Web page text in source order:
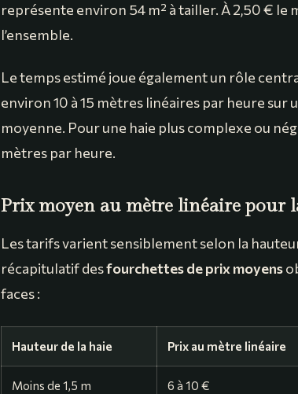
représente environ 54 m² à tailler. À 2,50 € le
l’ensemble.
Le temps estimé joue également un rôle
environ 10 à 15 mètres linéaires par heure
moyenne. Pour une haie plus complexe ou
mètres par heure.
Prix moyen au mètre linéaire pour
Les tarifs varient sensiblement selon la
récapitulatif desfourchettes de prix moyens
faces :
Hauteur de la haie Prix au mètre linéaire
Moins de 1,5 m 6 à 10 €